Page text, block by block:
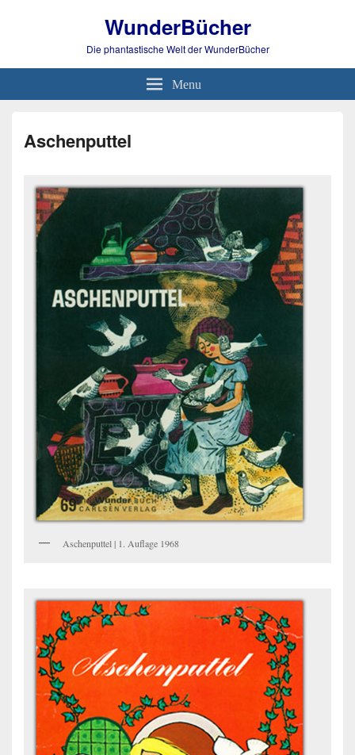
WunderBücher
Die phantastische Welt der WunderBücher
Menu
Aschenputtel
Aschenputtel | 1. Auflage 1968